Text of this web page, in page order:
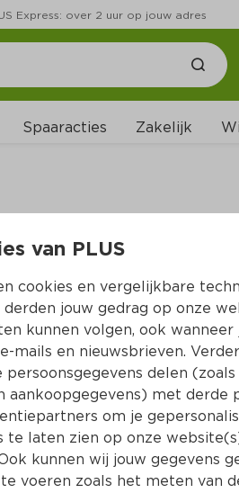
Express: over 2 uur op jouw adres
Spaaracties Zakelijk
van PLUS
cookies en vergelijkbare
jouw gedrag op onze
kunnen volgen, ook
mails en nieuwsbrieven.
persoonsgegevens delen (zoals
aankoopgegevens) met derde
om je
te laten zien op onze
kunnen wij jouw gegevens
te voeren zoals het meten van